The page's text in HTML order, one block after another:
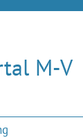
M-V